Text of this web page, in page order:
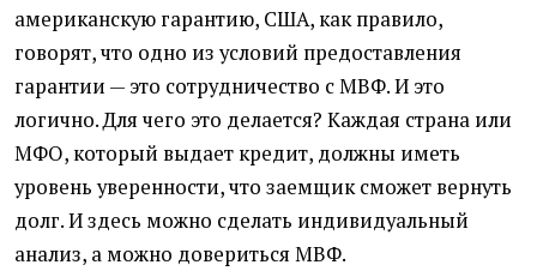
американскую гарантию, США, как правило,
говорят, что одно из условий предоставления
гарантии — это сотрудничество с МВФ. И это
логично. Для чего это делается? Каждая страна или
МФО, который выдает кредит, должны иметь
уровень уверенности, что заемщик сможет вернуть
долг. И здесь можно сделать индивидуальный
анализ, а можно довериться МВФ.